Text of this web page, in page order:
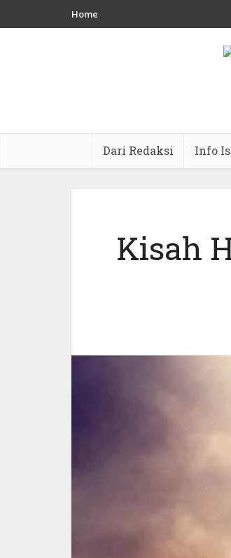
Home
Dari Redaksi Info
Kisah